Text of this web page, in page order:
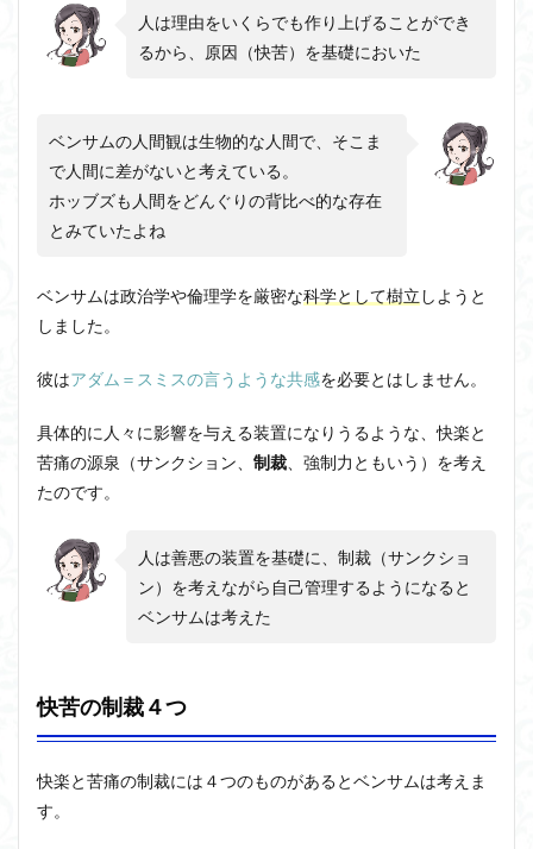
人は理由をいくらでも作り上げることができ
るから、原因（快苦）を基礎においた
ベンサムの人間観は生物的な人間で、そこま
で人間に差がないと考えている。
ホッブズも人間をどんぐりの背比べ的な存在
とみていたよね
ベンサムは政治学や倫理学を厳密な科学として樹立 しようと
しました。
彼はアダム＝スミスの言うような共感を必要とはしません。
具体的に人々に影響を与える装置になりうるような、快楽と
苦痛の源泉（サンクション、 制裁 、強制力ともいう）を考え
たのです。
人は善悪の装置を基礎に、制裁（サンクショ
ン）を考えながら自己管理するようになると
ベンサムは考えた
快苦の制裁４つ
快楽と苦痛の制裁には４つのものがあるとベンサムは考えま
す。